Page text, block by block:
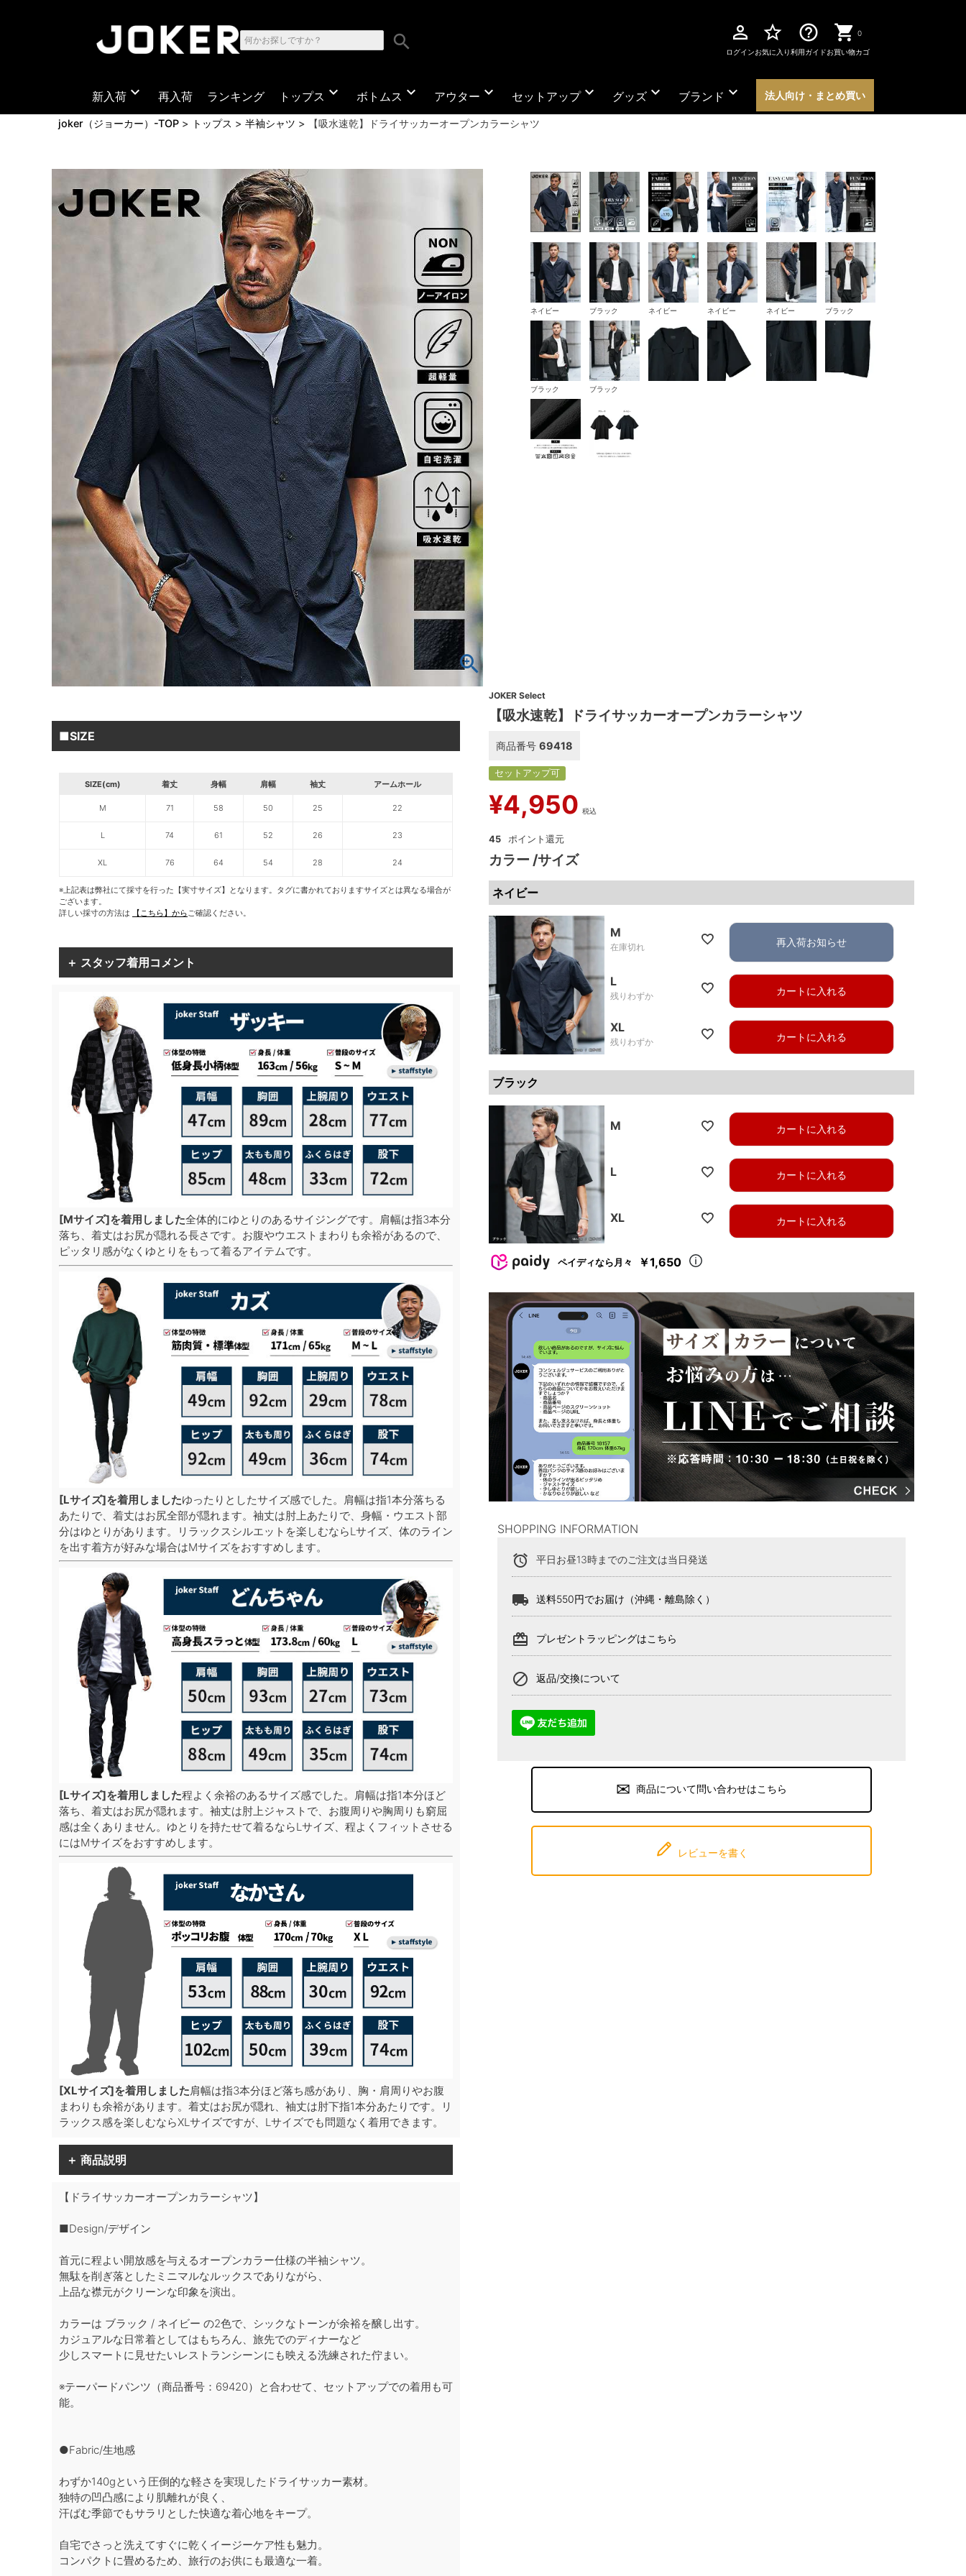
search perm_identity
ログイン
star_border
お気に入り
help_outline
利用ガイド
0
お買い物カゴ
新入荷 expand_more 再入荷 ランキング トップス expand_more ボトムス expand_more アウター expand_more セットアップexpand_more グッズ expand_more ブランド expand_more 法人向け・まとめ買い
joker（ジョーカー）-TOP トップス 半袖シャツ 【吸水速乾】ドライサッカーオープンカラーシャツ
ネイビー ブラック ネイビー ネイビー ネイビー ブラック
ブラック ブラック
■SIZE
SIZE(cm) 着丈 身幅 肩幅 袖丈 アームホール
M 71 58 50 25 22
L 74 61 52 26 23
XL 76 64 54 28 24
※上記表は弊社にて採寸を行った【実寸サイズ】となります。タグに書かれておりますサイズとは異なる場合が
ございます。
詳しい採寸の方法は
【こちら】からご確認ください。
＋ スタッフ着用コメント
[Mサイズ]を着用しました全体的にゆとりのあるサイジングです。肩幅は指3本分
落ち、着丈はお尻が隠れる長さです。お腹やウエストまわりも余裕があるので、
ピッタリ感がなくゆとりをもって着るアイテムです。
[Lサイズ]を着用しましたゆったりとしたサイズ感でした。肩幅は指1本分落ちる
あたりで、着丈はお尻全部が隠れます。袖丈は肘上あたりで、身幅・ウエスト部
分はゆとりがあります。リラックスシルエットを楽しむならLサイズ、体のライン
を出す着方が好みな場合はMサイズをおすすめします。
[Lサイズ]を着用しました程よく余裕のあるサイズ感でした。肩幅は指1本分ほど
落ち、着丈はお尻が隠れます。袖丈は肘上ジャストで、お腹周りや胸周りも窮屈
感は全くありません。ゆとりを持たせて着るならLサイズ、程よくフィットさせる
にはMサイズをおすすめします。
[XLサイズ]を着用しました肩幅は指3本分ほど落ち感があり、胸・肩周りやお腹
まわりも余裕があります。着丈はお尻が隠れ、袖丈は肘下指1本分あたりです。リ
ラックス感を楽しむならXLサイズですが、Lサイズでも問題なく着用できます。
＋ 商品説明
【ドライサッカーオープンカラーシャツ】
■Design/デザイン
首元に程よい開放感を与えるオープンカラー仕様の半袖シャツ。
無駄を削ぎ落としたミニマルなルックスでありながら、
上品な襟元がクリーンな印象を演出。
カラーは ブラック / ネイビー の2色で、シックなトーンが余裕を醸し出す。
カジュアルな日常着としてはもちろん、旅先でのディナーなど
少しスマートに見せたいレストランシーンにも映える洗練された佇まい。
※テーパードパンツ（商品番号：69420）と合わせて、セットアップでの着用も可
能。
●Fabric/生地感
わずか140gという圧倒的な軽さを実現したドライサッカー素材。
独特の凹凸感により肌離れが良く、
汗ばむ季節でもサラリとした快適な着心地をキープ。
自宅でさっと洗えてすぐに乾くイージーケア性も魅力。
コンパクトに畳めるため、旅行のお供にも最適な一着。
JOKER Select
【吸水速乾】ドライサッカーオープンカラーシャツ
商品番号 69418
セットアップ可
¥4,950 税込
45
カラー サイズ
ネイビー
M
在庫切れ 再入荷お知らせ
L
残りわずか カートに入れる
XL
残りわずか カートに入れる
ブラック
M カートに入れる
L カートに入れる
XL カートに入れる
ペイディなら月々 ￥1,650
SHOPPING INFORMATION
alarm 平日お昼13時までのご注文は当日発送
local_shipping 送料550円でお届け（沖縄・離島除く）
card_giftcard プレゼントラッピングはこちら
block 返品/交換について
商品について問い合わせはこちら
レビューを書く